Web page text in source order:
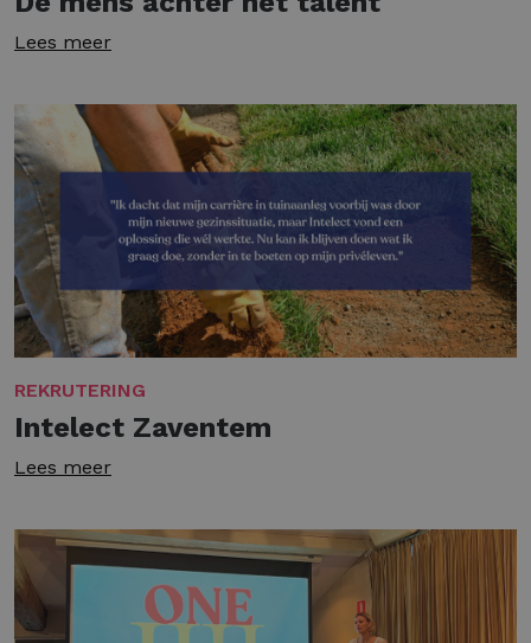
Lees meer
REKRUTERING
Intelect Zaventem
Lees meer